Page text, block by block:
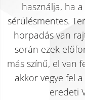
használja, ha
sérülésmentes.
horpadás van
során ezek
más színű, el van
akkor vegye fel
eredeti